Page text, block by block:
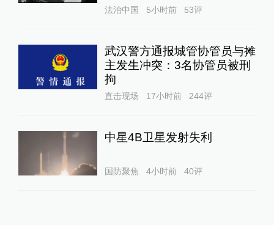
法治中国 5小时前 53评
武汉警方通报城管协管员与摊
主发生冲突：3名协管员被刑
拘
直击现场 17小时前 244评
中星4B卫星发射失利
国防聚焦 4小时前 40评